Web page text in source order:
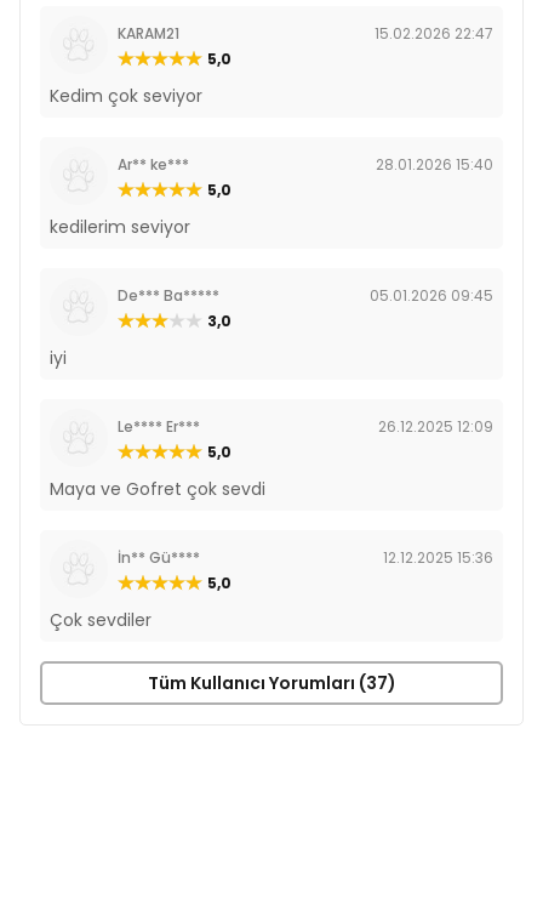
KARAM21
15.02.2026 22:47
5,0
Kedim çok seviyor
Ar** ke***
28.01.2026 15:40
5,0
kedilerim seviyor
De*** Ba*****
05.01.2026 09:45
3,0
iyi
Le**** Er***
26.12.2025 12:09
5,0
Maya ve Gofret çok sevdi
İn** Gü****
12.12.2025 15:36
5,0
Çok sevdiler
Tüm Kullanıcı Yorumları (37)